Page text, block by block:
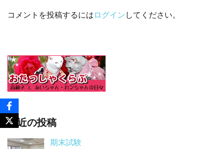
コメントを投稿するには ログイン してください。
最近の投稿
期末試験